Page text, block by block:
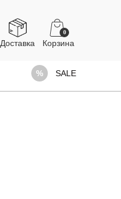
Доставка
0
SALE